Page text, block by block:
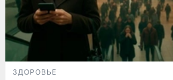
ЗДОРОВЬЕ